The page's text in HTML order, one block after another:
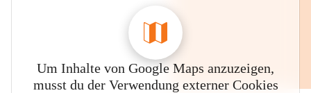
Um Inhalte von Google Maps anzuzeigen,
musst du der Verwendung externer Cookies